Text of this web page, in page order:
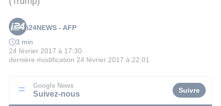
i24NEWS - AFP
3 min
24 février 2017 à 17:30
dernière modification 24 février 2017 à 22:01
Google News
Suivez-nous Suivre